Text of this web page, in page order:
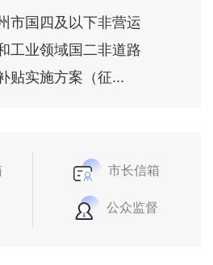
市国四及以下非营运
工业领域国二非道路
贴实施方案（征...
市长信箱
公众监督